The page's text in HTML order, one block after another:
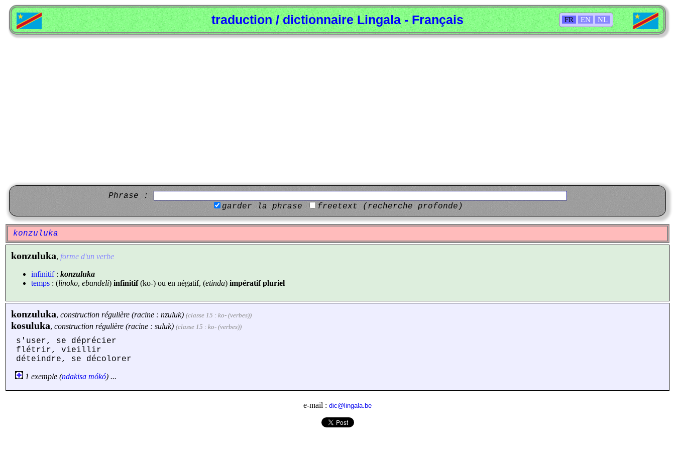
FR EN NL
traduction / dictionnaire Lingala - Français
Phrase :
garder la phrase
freetext (recherche profonde)
konzuluka
konzuluka, forme d'un verbe
infinitif: konzuluka
temps : (linoko, ebandeli) infinitif(ko-) ou en négatif, (etinda) impératif pluriel
konzuluka, construction régulière (racine : nzuluk) (classe 15 : ko- (verbes))
kosuluka, construction régulière (racine : suluk) (classe 15 : ko- (verbes))
s'user, se déprécier
flétrir, vieillir
déteindre, se décolorer
1 exemple (ndakisa mókó) ...
e-mail : dic@lingala.be